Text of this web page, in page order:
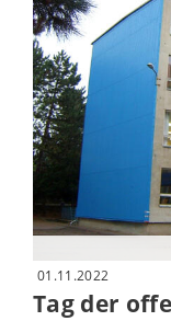
01.11.2022
Tag der